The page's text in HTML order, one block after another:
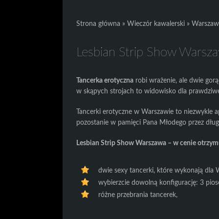
Strona główna » Wieczór kawalerski »
Lesbian Strip Show
Tancerka erotyczna robi wrażenie, ale dwie
w skąpych strojach to widowisko dla
Tancerki erotyczne w Warszawie to niezwykle
pozostanie w pamięci Pana Młodego przez
Lesbian Strip Show Warszawa – w cenie
dwie sexy tancerki, które wykonają dla
wybierzcie dowolną konfigurację: 3
różne przebrania tancerek,